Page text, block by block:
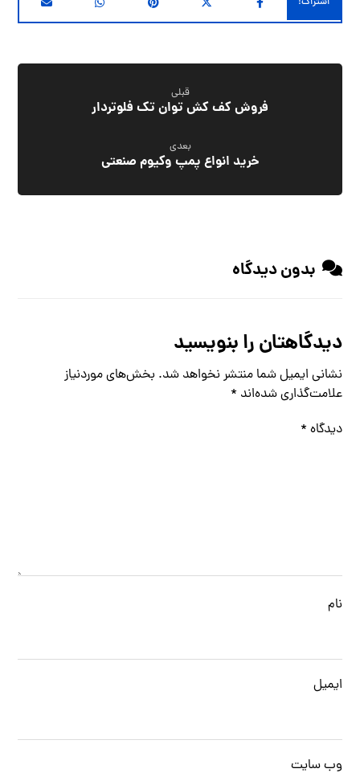
قبلی
فروش کف کش توان تک فلوتردار
بعدی
خرید انواع پمپ وکیوم صنعتی
بدون دیدگاه
دیدگاهتان را بنویسید
نشانی ایمیل شما منتشر نخواهد شد. بخش‌های موردنیاز
علامت‌گذاری شده‌اند *
دیدگاه *
نام
ایمیل
وب‌ سایت